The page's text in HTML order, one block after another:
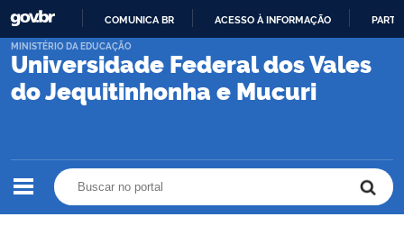
PARA
CONTEÚDO
COMUNICA BR ACESSO À INFORMAÇÃO
Universidade Federal dos Vales
do Jequitinhonha e Mucuri
MINISTÉRIO DA EDUCAÇÃO